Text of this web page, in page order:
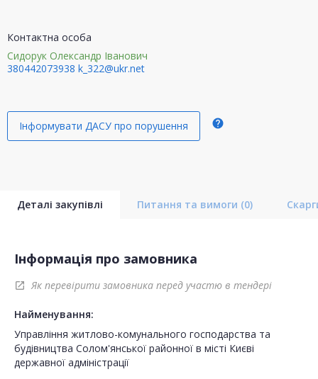
Контактна особа
Сидорук Олександр Іванович
380442073938 k_322@ukr.net
Інформувати ДАСУ про порушення help
Деталі закупівлі Питання та вимоги (0)
Інформація про замовника
open_in_new Як перевірити замовника перед участю в тендері
Найменування:
Управління житлово-комунального господарства та
будівництва Солом'янської районної в місті Києві
державної адміністрації